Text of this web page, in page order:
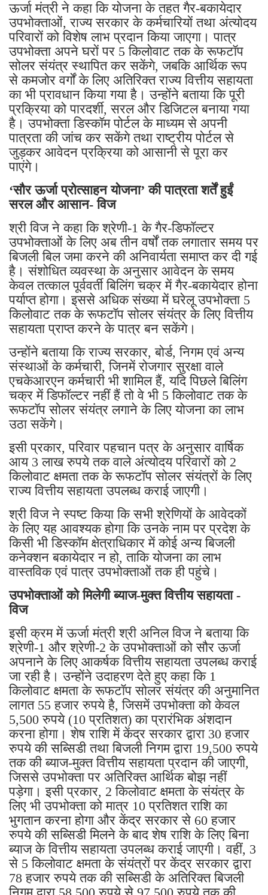
ऊर्जा मंत्री ने कहा कि योजना के तहत गैर-बकायेदार
उपभोक्ताओं, राज्य सरकार के कर्मचारियों तथा अंत्योदय
परिवारों को विशेष लाभ प्रदान किया जाएगा। पात्र
उपभोक्ता अपने घरों पर 5 किलोवाट तक के रूफटॉप
सोलर संयंत्र स्थापित कर सकेंगे, जबकि आर्थिक रूप
से कमजोर वर्गों के लिए अतिरिक्त राज्य वित्तीय सहायता
का भी प्रावधान किया गया है। उन्होंने बताया कि पूरी
प्रक्रिया को पारदर्शी, सरल और डिजिटल बनाया गया
है। उपभोक्ता डिस्कॉम पोर्टल के माध्यम से अपनी
पात्रता की जांच कर सकेंगे तथा राष्ट्रीय पोर्टल से
जुड़कर आवेदन प्रक्रिया को आसानी से पूरा कर
पाएंगे।
‘सौर ऊर्जा प्रोत्साहन योजना’ की पात्रता शर्तें हुईं
सरल और आसान- विज
श्री विज ने कहा कि श्रेणी-1 के गैर-डिफॉल्टर
उपभोक्ताओं के लिए अब तीन वर्षों तक लगातार समय पर
बिजली बिल जमा करने की अनिवार्यता समाप्त कर दी गई
है। संशोधित व्यवस्था के अनुसार आवेदन के समय
केवल तत्काल पूर्ववर्ती बिलिंग चक्र में गैर-बकायेदार होना
पर्याप्त होगा। इससे अधिक संख्या में घरेलू उपभोक्ता 5
किलोवाट तक के रूफटॉप सोलर संयंत्र के लिए वित्तीय
सहायता प्राप्त करने के पात्र बन सकेंगे।
उन्होंने बताया कि राज्य सरकार, बोर्ड, निगम एवं अन्य
संस्थाओं के कर्मचारी, जिनमें रोजगार सुरक्षा वाले
एचकेआरएन कर्मचारी भी शामिल हैं, यदि पिछले बिलिंग
चक्र में डिफॉल्टर नहीं हैं तो वे भी 5 किलोवाट तक के
रूफटॉप सोलर संयंत्र लगाने के लिए योजना का लाभ
उठा सकेंगे।
इसी प्रकार, परिवार पहचान पत्र के अनुसार वार्षिक
आय 3 लाख रुपये तक वाले अंत्योदय परिवारों को 2
किलोवाट क्षमता तक के रूफटॉप सोलर संयंत्रों के लिए
राज्य वित्तीय सहायता उपलब्ध कराई जाएगी।
श्री विज ने स्पष्ट किया कि सभी श्रेणियों के आवेदकों
के लिए यह आवश्यक होगा कि उनके नाम पर प्रदेश के
किसी भी डिस्कॉम क्षेत्राधिकार में कोई अन्य बिजली
कनेक्शन बकायेदार न हो, ताकि योजना का लाभ
वास्तविक एवं पात्र उपभोक्ताओं तक ही पहुंचे।
उपभोक्ताओं को मिलेगी ब्याज-मुक्त वित्तीय सहायता -
विज
इसी क्रम में ऊर्जा मंत्री श्री अनिल विज ने बताया कि
श्रेणी-1 और श्रेणी-2 के उपभोक्ताओं को सौर ऊर्जा
अपनाने के लिए आकर्षक वित्तीय सहायता उपलब्ध कराई
जा रही है। उन्होंने उदाहरण देते हुए कहा कि 1
किलोवाट क्षमता के रूफटॉप सोलर संयंत्र की अनुमानित
लागत 55 हजार रुपये है, जिसमें उपभोक्ता को केवल
5,500 रुपये (10 प्रतिशत) का प्रारंभिक अंशदान
करना होगा। शेष राशि में केंद्र सरकार द्वारा 30 हजार
रुपये की सब्सिडी तथा बिजली निगम द्वारा 19,500 रुपये
तक की ब्याज-मुक्त वित्तीय सहायता प्रदान की जाएगी,
जिससे उपभोक्ता पर अतिरिक्त आर्थिक बोझ नहीं
पड़ेगा। इसी प्रकार, 2 किलोवाट क्षमता के संयंत्र के
लिए भी उपभोक्ता को मात्र 10 प्रतिशत राशि का
भुगतान करना होगा और केंद्र सरकार से 60 हजार
रुपये की सब्सिडी मिलने के बाद शेष राशि के लिए बिना
ब्याज के वित्तीय सहायता उपलब्ध कराई जाएगी। वहीं, 3
से 5 किलोवाट क्षमता के संयंत्रों पर केंद्र सरकार द्वारा
78 हजार रुपये तक की सब्सिडी के अतिरिक्त बिजली